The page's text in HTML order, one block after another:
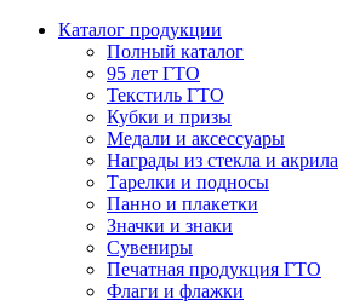
Каталог продукции
Полный каталог
95 лет ГТО
Текстиль ГТО
Кубки и призы
Медали и аксессуары
Награды из стекла и акрила
Тарелки и подносы
Панно и плакетки
Значки и знаки
Сувениры
Печатная продукция ГТО
Флаги и флажки